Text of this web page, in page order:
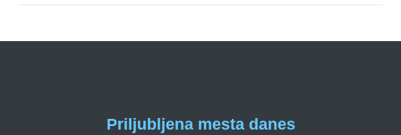
Priljubljena mesta danes